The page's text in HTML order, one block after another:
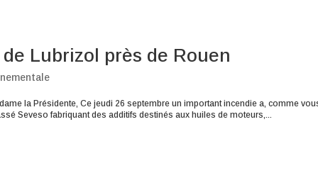
Lubrizol près de Rouen
la Présidente, Ce jeudi 26 septembre un important incendie a, comme
Seveso fabriquant des additifs destinés aux huiles de moteurs,...